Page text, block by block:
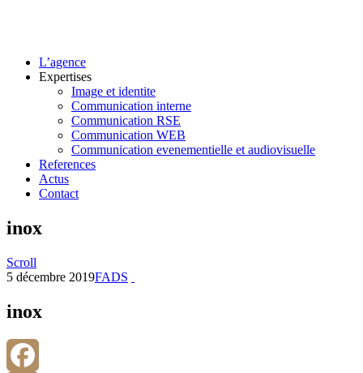
L’agence
Expertises
Image et identite
Communication interne
Communication RSE
Communication WEB
Communication evenementielle et audiovisuelle
References
Actus
Contact
inox
Scroll
5 décembre 2019FADS
inox